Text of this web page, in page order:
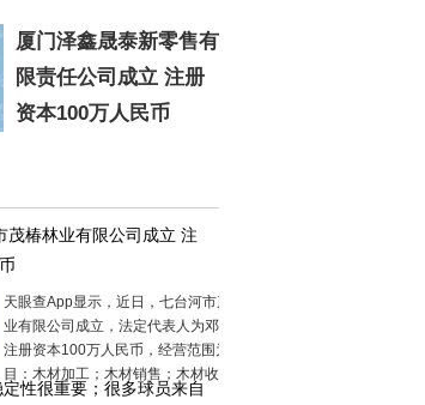
厦门泽鑫晟泰新零售有
限责任公司成立 注册
资本100万人民币
茂椿林业有限公司成立 注
天眼查App显示，近日，七台河市茂椿林
业有限公司成立，法定代表人为邓志超，
注册资本100万人民币，经营范围为一般项
目：木材加工；木材销售；木材收购；软
性很重要；很多球员来自